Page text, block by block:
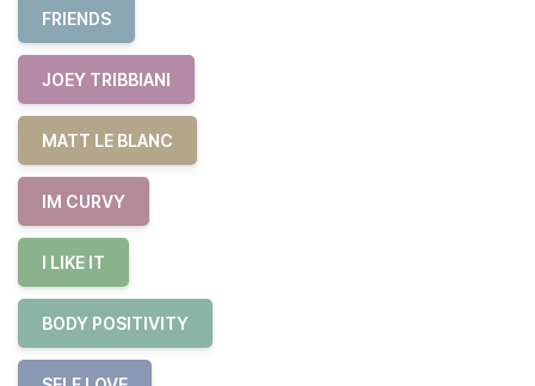
FRIENDS
JOEY TRIBBIANI
MATT LE BLANC
IM CURVY
I LIKE IT
BODY POSITIVITY